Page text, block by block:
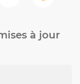
à jour